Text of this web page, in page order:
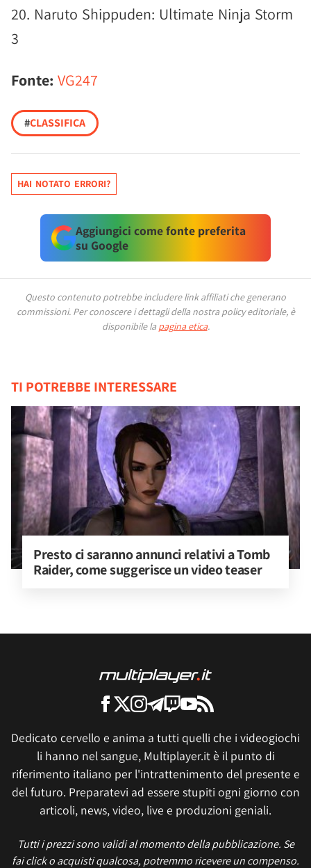
20. Naruto Shippuden: Ultimate Ninja Storm
3
Fonte: VG247
#CLASSIFICA
HAI NOTATO ERRORI?
Aggiungici come fonte preferita
su Google
Questo contenuto potrebbe includere link affiliati che generano
commissioni. Per conoscere i dettagli della nostra policy editoriale, è
disponibile la pagina etica.
TI POTREBBE INTERESSARE
Presto ci saranno annunci relativi a Tomb
Raider, come suggerisce un video teaser
Dedicato cervello e anima a tutti quelli che i videogiochi
li hanno nel sangue, Multiplayer.it è il punto di
riferimento italiano per l'intrattenimento del presente e
del futuro. Preparatevi ad essere stupiti ogni giorno con
articoli, news, video, live e produzioni geniali.
Tutti i prezzi sono validi al momento della pubblicazione. Se
fai click o acquisti qualcosa, potremmo ricevere un compenso.